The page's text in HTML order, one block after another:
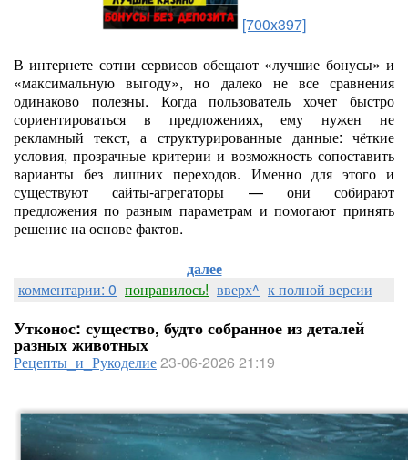
[700x397]
В интернете сотни сервисов обещают «лучшие бонусы» и
«максимальную выгоду», но далеко не все сравнения
одинаково полезны. Когда пользователь хочет быстро
сориентироваться в предложениях, ему нужен не
рекламный текст, а структурированные данные: чёткие
условия, прозрачные критерии и возможность сопоставить
варианты без лишних переходов. Именно для этого и
существуют сайты-агрегаторы — они собирают
предложения по разным параметрам и помогают принять
решение на основе фактов.
далее
комментарии: 0 понравилось! вверх^ к полной версии
Утконос: существо, будто собранное из деталей
разных животных
Рецепты_и_Рукоделие23-06-2026 21:19